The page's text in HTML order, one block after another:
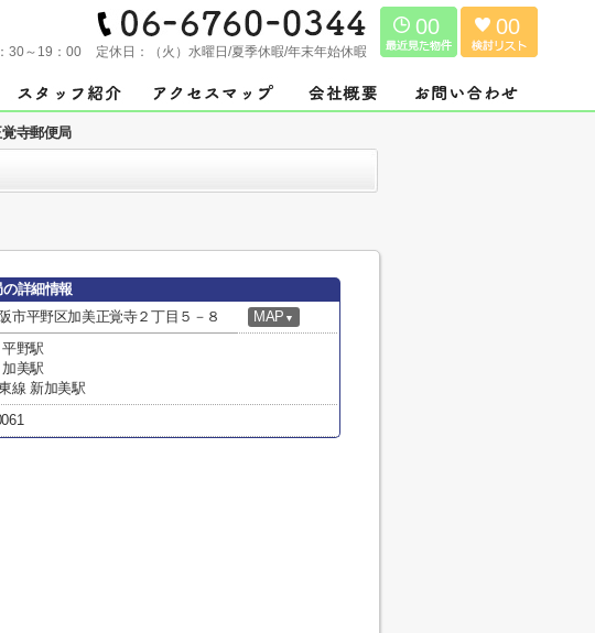
30～19：00 定休日： （火）水曜日/夏季休暇/年末年始休暇
00 00
寺郵便局
詳細情報
市平野区加美正覚寺２丁目５－８ MAP ▼
野駅
美駅
線 新加美駅